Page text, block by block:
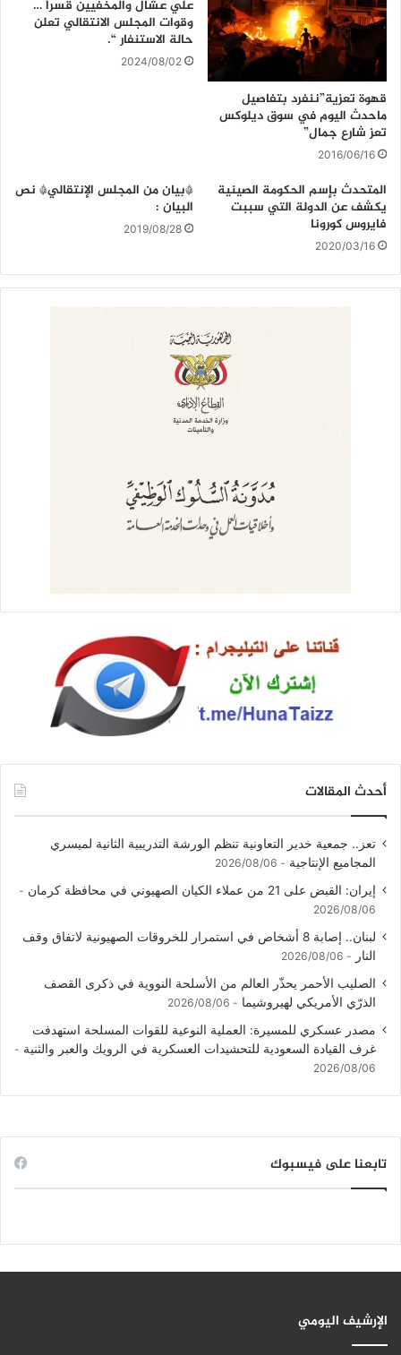
قهوة تعزية”ننفرد بتفاصيل
ماحدث اليوم في سوق ديلوكس
تعز شارع جمال”
2016/06/16
علي عشال والمخفيين قسراً …
وقوات المجلس الانتقالي تعلن
حالة الاستنفار “.
2024/08/02
المتحدث بإسم الحكومة الصينية
يكشف عن الدولة التي سببت
فايروس كورونا
2020/03/16
*بيان من المجلس الإنتقالي* نص
البيان :
2019/08/28
أحدث المقالات
تعز.. جمعية خدير التعاونية تنظم الورشة التدريبية الثانية لميسري
المجاميع الإنتاجية
2026/08/06
إيران: القبض على 21 من عملاء الكيان الصهيوني في محافظة كرمان
2026/08/06
لبنان.. إصابة 8 أشخاص في استمرار للخروقات الصهيونية لاتفاق وقف
النار
2026/08/06
الصليب الأحمر يحذّر العالم من الأسلحة النووية في ذكرى القصف
الذرّي الأمريكي لهيروشيما
2026/08/06
مصدر عسكري للمسيرة: العملية النوعية للقوات المسلحة استهدفت
غرف القيادة السعودية للتحشيدات العسكرية في الرويك والعبر والثنية
2026/08/06
تابعنا على فيسبوك
الإرشيف اليومي